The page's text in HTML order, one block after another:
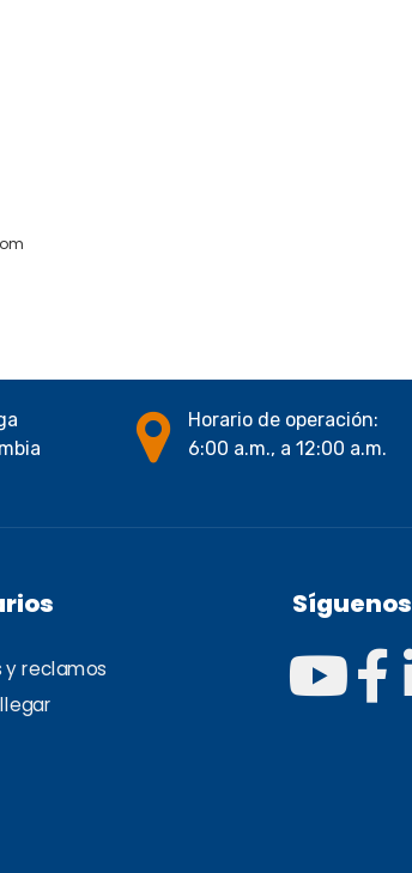
Horario de operación:
6:00 a.m., a 12:00 a.m.
y reclamos
Síguenos